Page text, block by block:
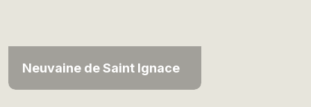
Neuvaine de Saint Ignace